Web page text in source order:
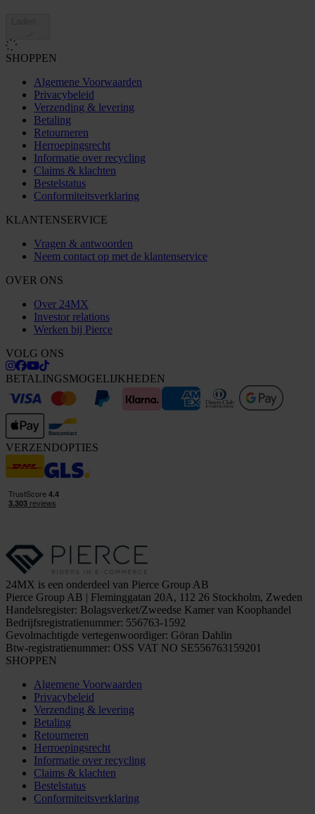
SHOPPEN
Algemene Voorwaarden
Privacybeleid
Verzending & levering
Betaling
Retourneren
Herroepingsrecht
Informatie over recycling
Claims & klachten
Bestelstatus
Conformiteitsverklaring
KLANTENSERVICE
Vragen & antwoorden
Neem contact op met de klantenservice
OVER ONS
Over 24MX
Investor relations
Werken bij Pierce
VOLG ONS
BETALINGSMOGELIJKHEDEN
VERZENDOPTIES
24MX is een onderdeel van Pierce Group AB
Pierce Group AB | Fleminggatan 20A, 112 26 Stockholm, Zweden
Handelsregister: Bolagsverket/Zweedse Kamer van Koophandel
Bedrijfsregistratienummer: 556763-1592
Gevolmachtigde vertegenwoordiger: Göran Dahlin
Btw-registratienummer: OSS VAT NO SE556763159201
SHOPPEN
Algemene Voorwaarden
Privacybeleid
Verzending & levering
Betaling
Retourneren
Herroepingsrecht
Informatie over recycling
Claims & klachten
Bestelstatus
Conformiteitsverklaring